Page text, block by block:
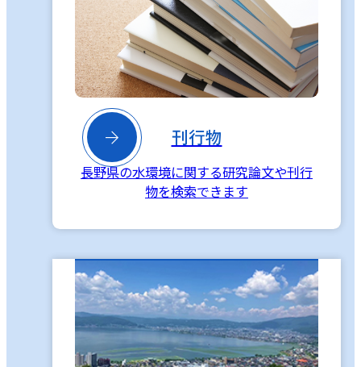
 刊行物
長野県の水環境に関する研究論文や刊行
物を検索できます